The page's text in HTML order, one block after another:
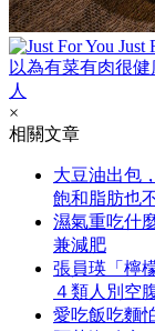
Just
以為有菜有肉很
人
×
相關文章
大豆油出包
飽和脂肪也
濕氣重吃什
兼減肥
張員瑛「檸
４類人別空
愛吃飯吃麵